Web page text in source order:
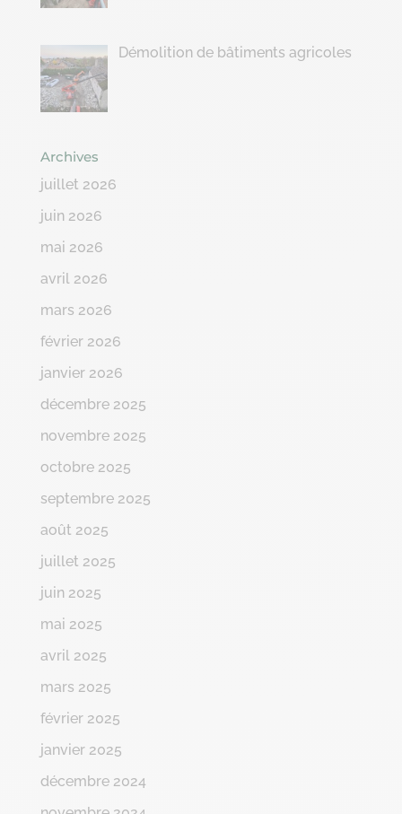
Démolition de bâtiments agricoles
Archives
juillet 2026
juin 2026
mai 2026
avril 2026
mars 2026
février 2026
janvier 2026
décembre 2025
novembre 2025
octobre 2025
septembre 2025
août 2025
juillet 2025
juin 2025
mai 2025
avril 2025
mars 2025
février 2025
janvier 2025
décembre 2024